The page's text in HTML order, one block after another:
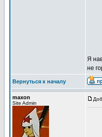
Я
не
Вернуться к началу
maxon
Site Admin